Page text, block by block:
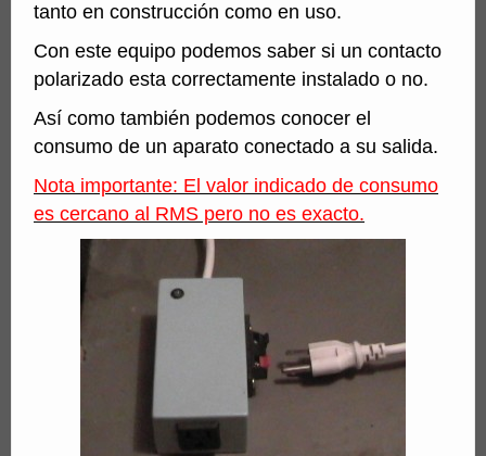
tanto en construcción como en uso.
Con este equipo podemos saber si un contacto
polarizado esta correctamente instalado o no.
Así como también podemos conocer el
consumo de un aparato conectado a su salida.
Nota importante: El valor indicado de consumo
es cercano al RMS pero no es exacto.